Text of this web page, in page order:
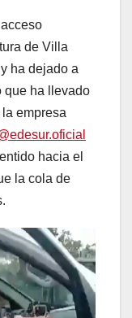
de Villa
ha dejado a
que ha llevado
empresa
hacia el
la cola de